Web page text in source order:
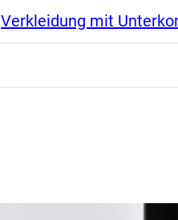
Verkleidung mit